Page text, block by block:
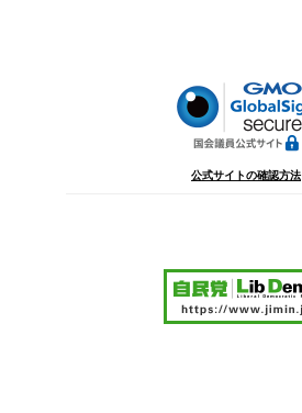
公式サイトの確認方法